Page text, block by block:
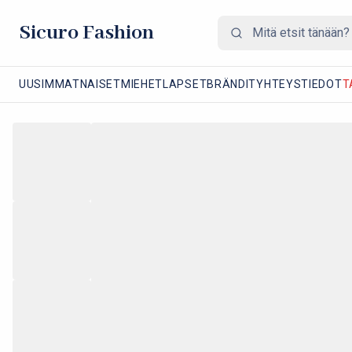
Sicuro Fashion
UUSIMMATNAISETMIEHETLAPSETBRÄNDITYHTEYSTIEDOT